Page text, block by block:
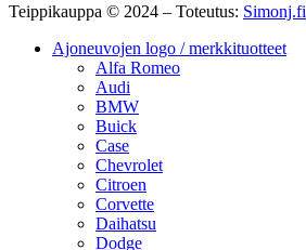
Teippikauppa © 2024 – Toteutus: Simonj.fi
Ajoneuvojen logo / merkkituotteet
Alfa Romeo
Audi
BMW
Buick
Case
Chevrolet
Citroen
Corvette
Daihatsu
Dodge